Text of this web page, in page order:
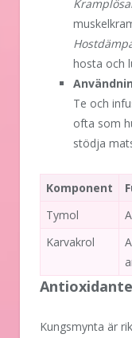
hosta och
Te och
ofta som
stödja
Komponent
Tymol
Karvakrol
Kungsmynta är